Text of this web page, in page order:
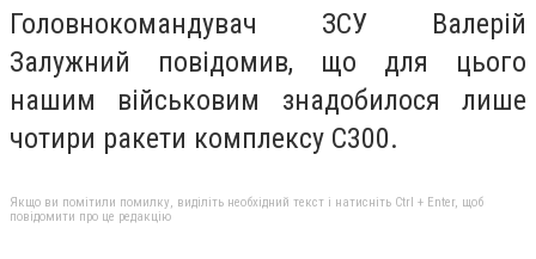
Головнокомандувач ЗСУ Валерій
Залужний повідомив, що для цього
нашим військовим знадобилося лише
чотири ракети комплексу С300.
Якщо ви помітили помилку, виділіть необхідний текст і натисніть Ctrl + Enter, щоб
повідомити про це редакцію